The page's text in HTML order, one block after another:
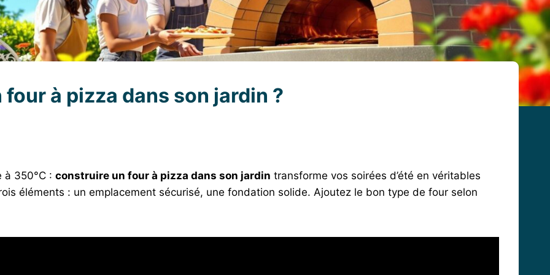
à pizza dans son jardin ?
à 350°C : construire un four à pizza dans son jardin transforme vos soirées d’été en véritables
éléments : un emplacement sécurisé, une fondation solide. Ajoutez le bon type de four selon